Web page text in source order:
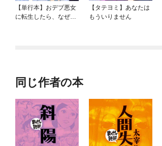
【単行本】おデブ悪女
に転生したら、なぜか
【タテヨミ】あなたは
もういりません
同じ作者の本